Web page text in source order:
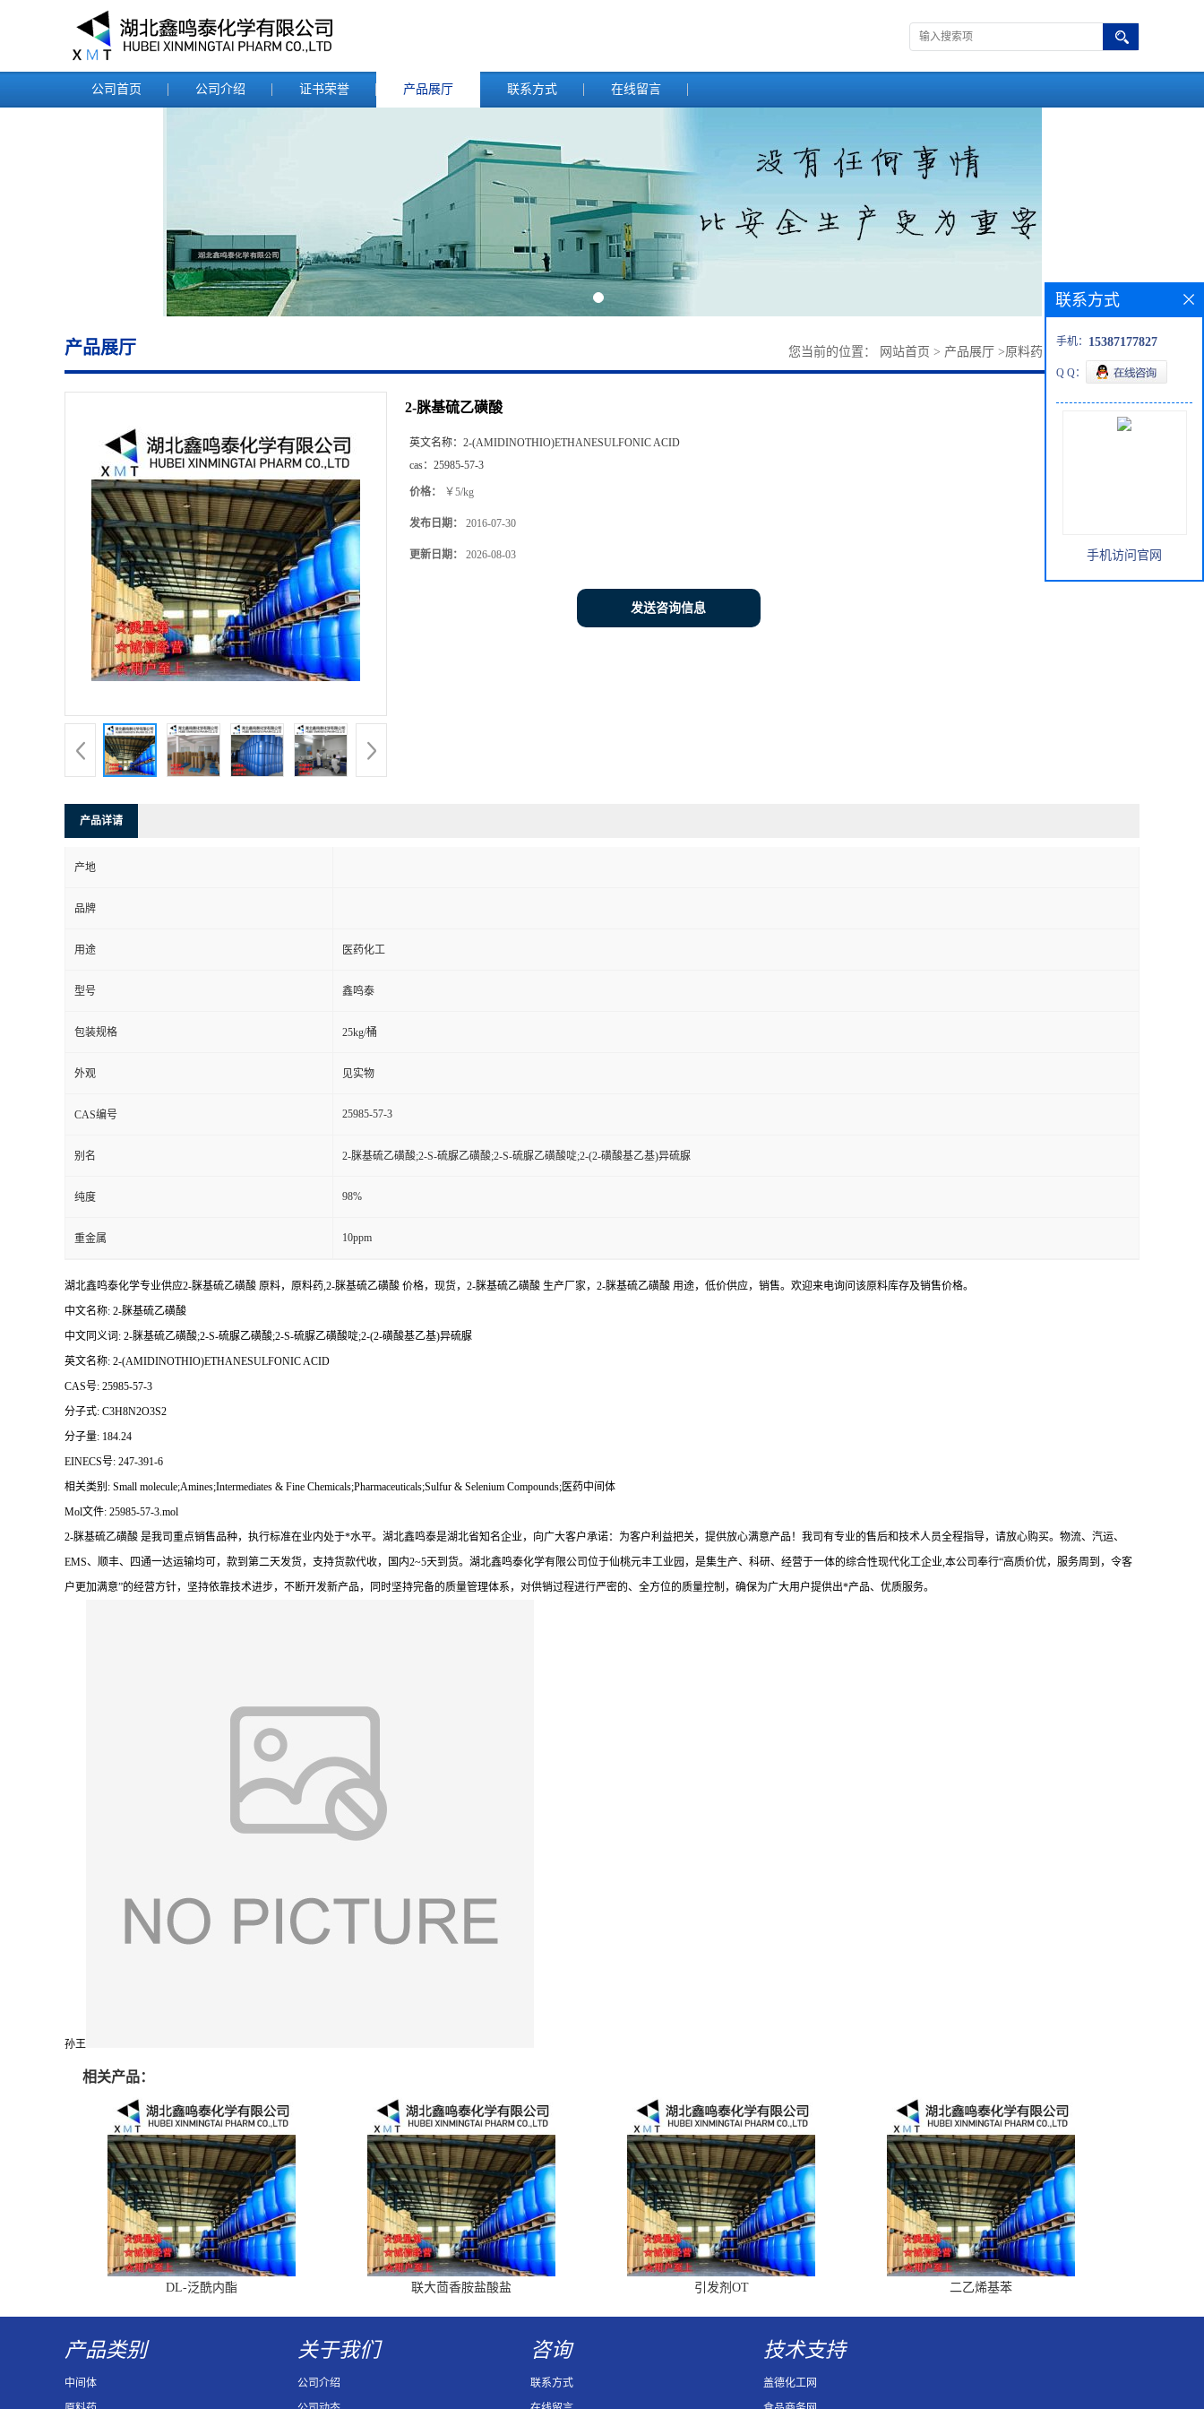
公司首页 公司介绍 证书荣誉 产品展厅 联系方式 在线留言
产品展厅 您当前的位置： 网站首页 > 产品展厅 >原料药
2-脒基硫乙磺酸
英文名称： 2-(AMIDINOTHIO)ETHANESULFONIC ACID
cas： 25985-57-3
价格： ￥5/kg
发布日期： 2016-07-30
更新日期： 2026-08-03
发送咨询信息
产品详请
产地
品牌
用途 医药化工
型号 鑫鸣泰
包装规格 25kg/桶
外观 见实物
CAS编号 25985-57-3
别名 2-脒基硫乙磺酸;2-S-硫脲乙磺酸;2-S-硫脲乙磺酸啶;2-(2-磺酸基乙基)异硫脲
纯度 98%
重金属 10ppm
湖北鑫鸣泰化学专业供应2-脒基硫乙磺酸 原料，原料药,2-脒基硫乙磺酸 价格，现货，2-脒基硫乙磺酸 生产厂家，2-脒基硫乙磺酸 用途，低价供应，销售。欢迎来电询问该原料库存及销售价格。
中文名称: 2-脒基硫乙磺酸
中文同义词: 2-脒基硫乙磺酸;2-S-硫脲乙磺酸;2-S-硫脲乙磺酸啶;2-(2-磺酸基乙基)异硫脲
英文名称: 2-(AMIDINOTHIO)ETHANESULFONIC ACID
CAS号: 25985-57-3
分子式: C3H8N2O3S2
分子量: 184.24
EINECS号: 247-391-6
相关类别: Small molecule;Amines;Intermediates & Fine Chemicals;Pharmaceuticals;Sulfur & Selenium Compounds;医药中间体
Mol文件: 25985-57-3.mol
2-脒基硫乙磺酸 是我司重点销售品种，执行标准在业内处于*水平。湖北鑫鸣泰是湖北省知名企业，向广大客户承诺：为客户利益把关，提供放心满意产品！我司有专业的售后和技术人员全程指导，请放心购买。物流、汽运、
EMS、顺丰、四通一达运输均可，款到第二天发货，支持货款代收，国内2~5天到货。湖北鑫鸣泰化学有限公司位于仙桃元丰工业园，是集生产、科研、经营于一体的综合性现代化工企业,本公司奉行“高质价优，服务周到，令客
户更加满意”的经营方针，坚持依靠技术进步，不断开发新产品，同时坚持完备的质量管理体系，对供销过程进行严密的、全方位的质量控制，确保为广大用户提供出*产品、优质服务。
孙王
相关产品：
DL-泛酰内酯 联大茴香胺盐酸盐 引发剂OT 二乙烯基苯
联系方式
手机： 15387177827
Q Q：
手机访问官网
产品类别
中间体
关于我们
公司介绍
咨询
联系方式
技术支持
盖德化工网